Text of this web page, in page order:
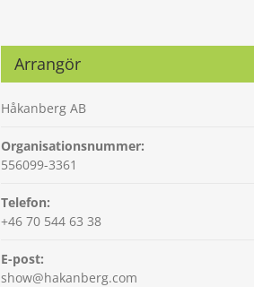
Arrangör
Håkanberg AB
Organisationsnummer:
556099-3361
Telefon:
+46 70 544 63 38
E-post:
show@hakanberg.com